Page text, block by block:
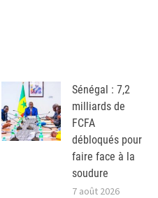
Sénégal : 7,2
milliards de
FCFA
débloqués pour
faire face à la
soudure
7 août 2026